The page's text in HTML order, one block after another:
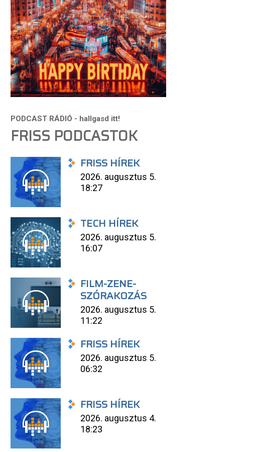
FRISS PODCASTOK
FRISS HÍREK
2026. augusztus 5.
18:27
TECH HÍREK
2026. augusztus 5.
16:07
FILM-ZENE-
SZÓRAKOZÁS
2026. augusztus 5.
11:22
FRISS HÍREK
2026. augusztus 5.
06:32
FRISS HÍREK
2026. augusztus 4.
18:23